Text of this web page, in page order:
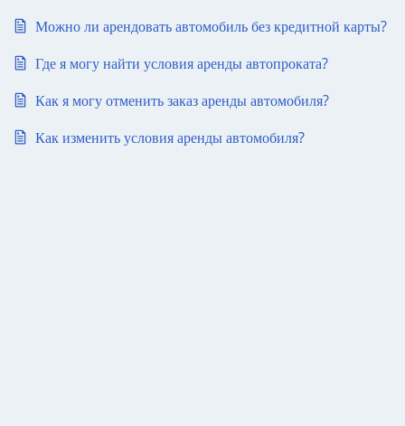
Можно ли арендовать автомобиль без кредитной карты?
Где я могу найти условия аренды автопроката?
Как я могу отменить заказ аренды автомобиля?
Как изменить условия аренды автомобиля?